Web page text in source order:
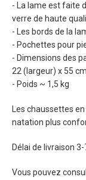
- La lame est faite
verre de haute
- Les bords de la
- Pochettes pour
- Dimensions des
22 (largeur) x 55
- Poids ~ 1,5 kg
Les chaussettes
natation plus
Délai de livraison
Vous pouvez